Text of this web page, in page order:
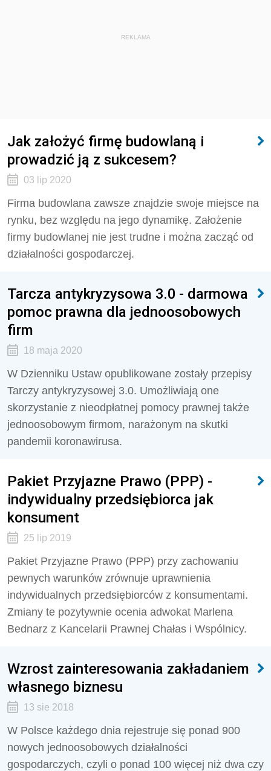
REKLAMA
Jak założyć firmę budowlaną i
prowadzić ją z sukcesem?
03 lip 2020
Firma budowlana zawsze znajdzie swoje miejsce na
rynku, bez względu na jego dynamikę. Założenie
firmy budowlanej nie jest trudne i można zacząć od
działalności gospodarczej.
Tarcza antykryzysowa 3.0 - darmowa
pomoc prawna dla jednoosobowych
firm
18 maja 2020
W Dzienniku Ustaw opublikowane zostały przepisy
Tarczy antykryzysowej 3.0. Umożliwiają one
skorzystanie z nieodpłatnej pomocy prawnej także
jednoosobowym firmom, narażonym na skutki
pandemii koronawirusa.
Pakiet Przyjazne Prawo (PPP) -
indywidualny przedsiębiorca jak
konsument
25 lip 2019
Pakiet Przyjazne Prawo (PPP) przy zachowaniu
pewnych warunków zrównuje uprawnienia
indywidualnych przedsiębiorców z konsumentami.
Zmiany te pozytywnie ocenia adwokat Marlena
Bednarz z Kancelarii Prawnej Chałas i Wspólnicy.
Wzrost zainteresowania zakładaniem
własnego biznesu
13 sie 2018
W Polsce każdego dnia rejestruje się ponad 900
nowych jednoosobowych działalności
gospodarczych, czyli o ponad 100 więcej niż dwa czy